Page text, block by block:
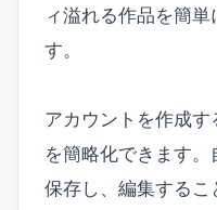
ィ溢れる作品を簡
す。
アカウントを作成
を簡略化できます
保存し、編集するこ